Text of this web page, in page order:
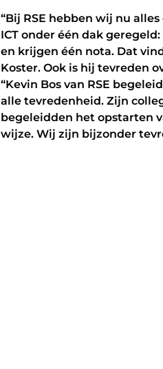
“Bij RSE hebben wij nu
ICT onder één dak
en krijgen één nota. Dat
Koster. Ook is hij tevreden
“Kevin Bos van RSE
alle tevredenheid. Zijn
begeleidden het opstarten
wijze. Wij zijn bijzonder